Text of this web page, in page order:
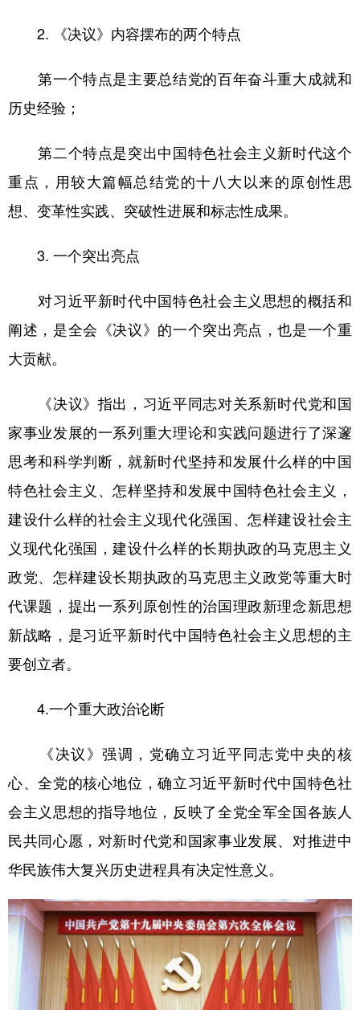
2. 《决议》内容摆布的两个特点
第一个特点是主要总结党的百年奋斗重大成就和
历史经验；
第二个特点是突出中国特色社会主义新时代这个
重点，用较大篇幅总结党的十八大以来的原创性思
想、变革性实践、突破性进展和标志性成果。
3. 一个突出亮点
对习近平新时代中国特色社会主义思想的概括和
阐述，是全会《决议》的一个突出亮点，也是一个重
大贡献。
《决议》指出，习近平同志对关系新时代党和国
家事业发展的一系列重大理论和实践问题进行了深邃
思考和科学判断，就新时代坚持和发展什么样的中国
特色社会主义、怎样坚持和发展中国特色社会主义，
建设什么样的社会主义现代化强国、怎样建设社会主
义现代化强国，建设什么样的长期执政的马克思主义
政党、怎样建设长期执政的马克思主义政党等重大时
代课题，提出一系列原创性的治国理政新理念新思想
新战略，是习近平新时代中国特色社会主义思想的主
要创立者。
4.一个重大政治论断
《决议》强调，党确立习近平同志党中央的核
心、全党的核心地位，确立习近平新时代中国特色社
会主义思想的指导地位，反映了全党全军全国各族人
民共同心愿，对新时代党和国家事业发展、对推进中
华民族伟大复兴历史进程具有决定性意义。